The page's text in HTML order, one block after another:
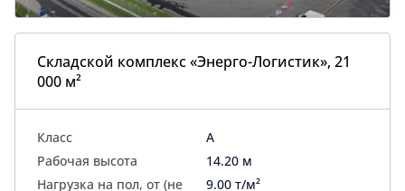
Складской комплекс «Энерго-Логистик», 21
000 м²
Класс
A
Рабочая высота
14.20 м
Нагрузка на пол, от (не
9.00 т/м²